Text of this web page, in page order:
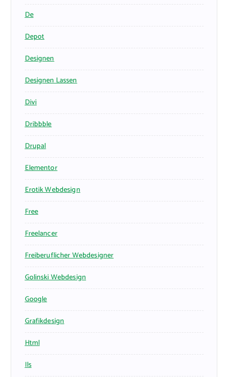
De
Depot
Designen
Designen Lassen
Divi
Dribbble
Drupal
Elementor
Erotik Webdesign
Free
Freelancer
Freiberuflicher Webdesigner
Golinski Webdesign
Google
Grafikdesign
Html
Ils